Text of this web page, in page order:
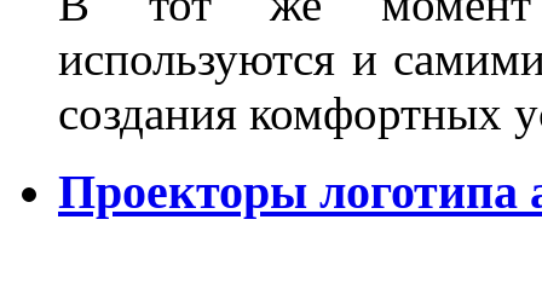
используются и
создания комфортных
Проекторы логотипа